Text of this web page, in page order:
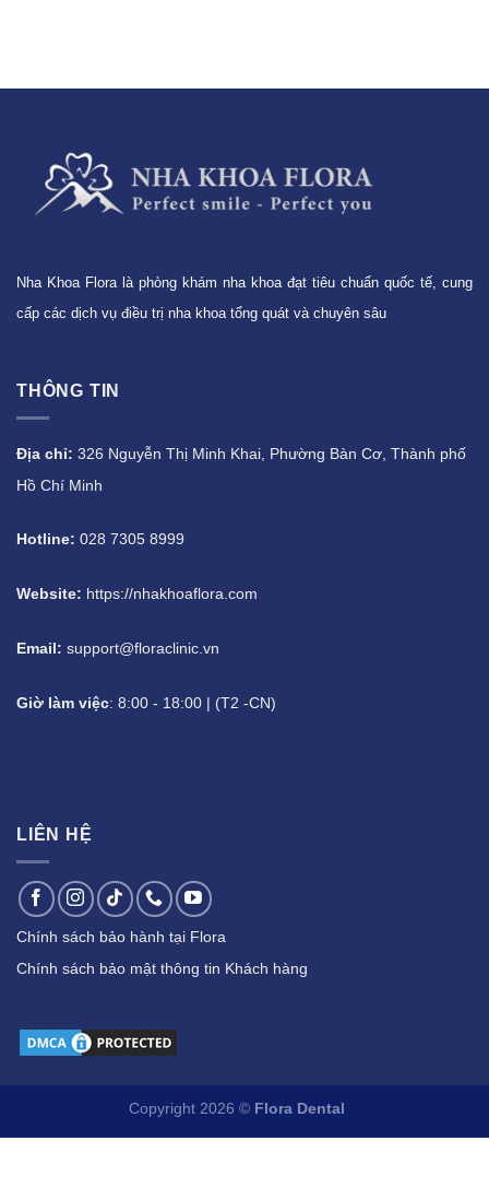
Nha Khoa Flora là phòng khám nha khoa đạt tiêu chuẩn quốc tế, cung
cấp các dịch vụ điều trị nha khoa tổng quát và chuyên sâu
THÔNG TIN
Địa chỉ: 326 Nguyễn Thị Minh Khai, Phường Bàn Cơ, Thành phố
Hồ Chí Minh
Hotline: 028 7305 8999
Website: https://nhakhoaflora.com
Email: support@floraclinic.vn
Giờ làm việc: 8:00 - 18:00 | (T2 -CN)
LIÊN HỆ
Chính sách bảo hành tại Flora
Chính sách bảo mật thông tin Khách hàng
Copyright 2026 © Flora Dental